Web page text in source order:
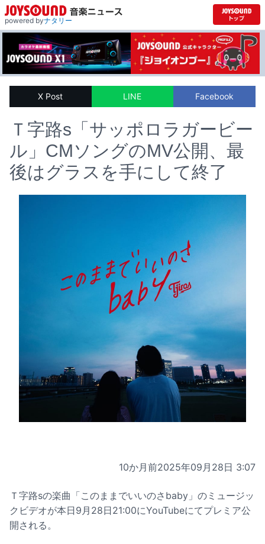
powered byナタリー
X Post LINE Facebook
Ｔ字路s「サッポロラガービー
ル」CMソングのMV公開、最
後はグラスを手にして終了
10か月前2025年09月28日 3:07
Ｔ字路sの楽曲「このままでいいのさbaby」のミュージッ
クビデオが本日9月28日21:00にYouTubeにてプレミア公
開される。